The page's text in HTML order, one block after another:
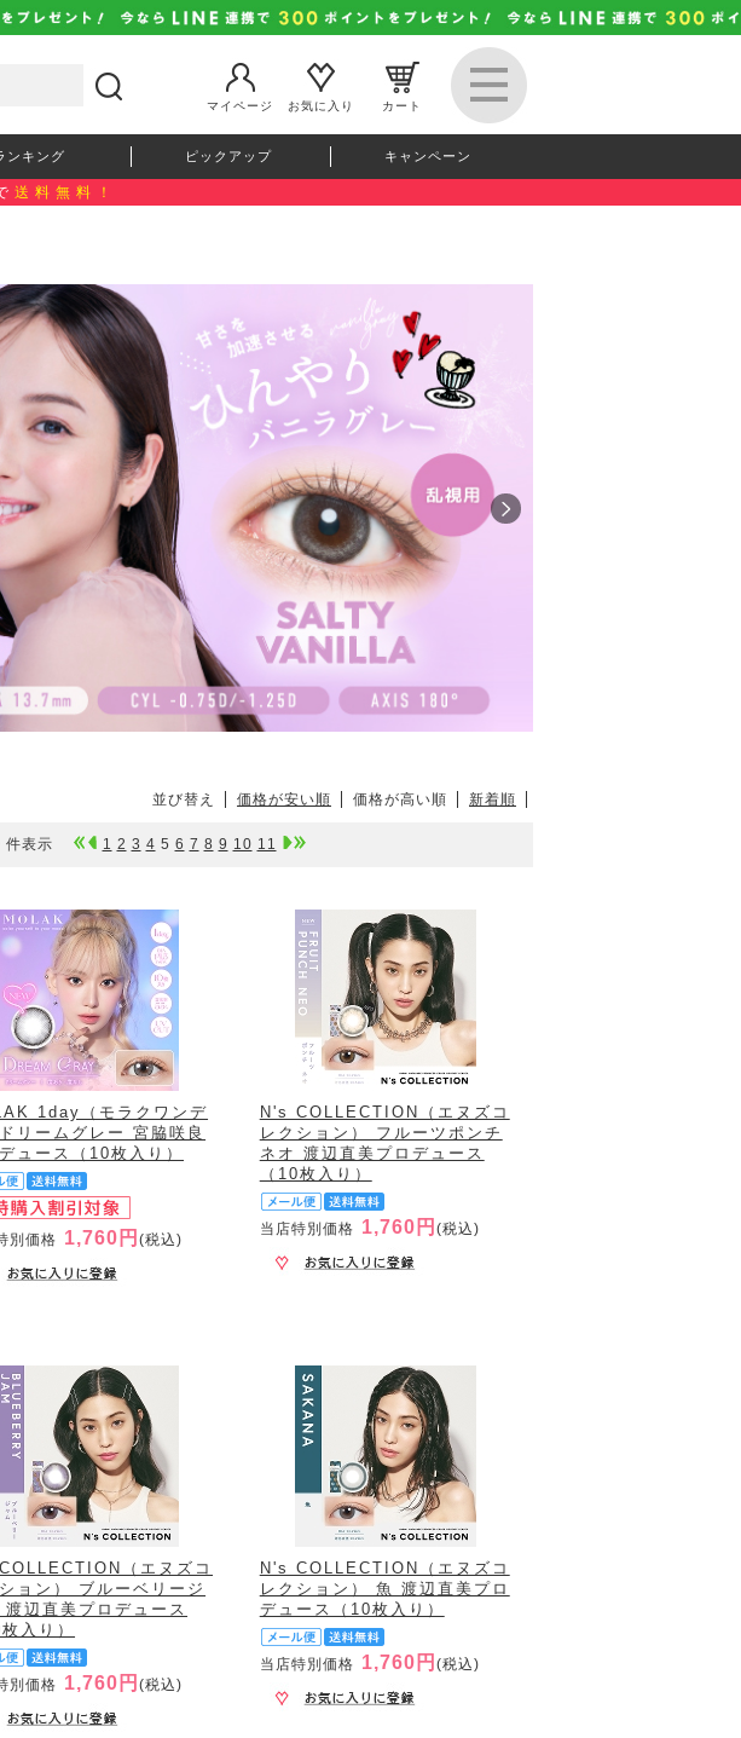
マイページ
お気に入り カート
ンキング ピックアップ キャンペーン
送料無料！
並び替え 価格が安い順 価格が高い順 新着順
件表示 1 2 3 4 5 6 7 8 9 10 11
1day（モラクワンデ
リームグレー 宮脇咲良
ュース（10枚入り）
別価格 1,760円(税込)
N's COLLECTION（エヌズコ
レクション） フルーツポンチ
ネオ 渡辺直美プロデュース
（10枚入り）
当店特別価格 1,760円 (税込)
（エヌズコ
ョン） ブルーベリージ
渡辺直美プロデュース
枚入り）
別価格 1,760円(税込)
N's COLLECTION（エヌズコ
レクション） 魚 渡辺直美プロ
デュース（10枚入り）
当店特別価格 1,760円 (税込)